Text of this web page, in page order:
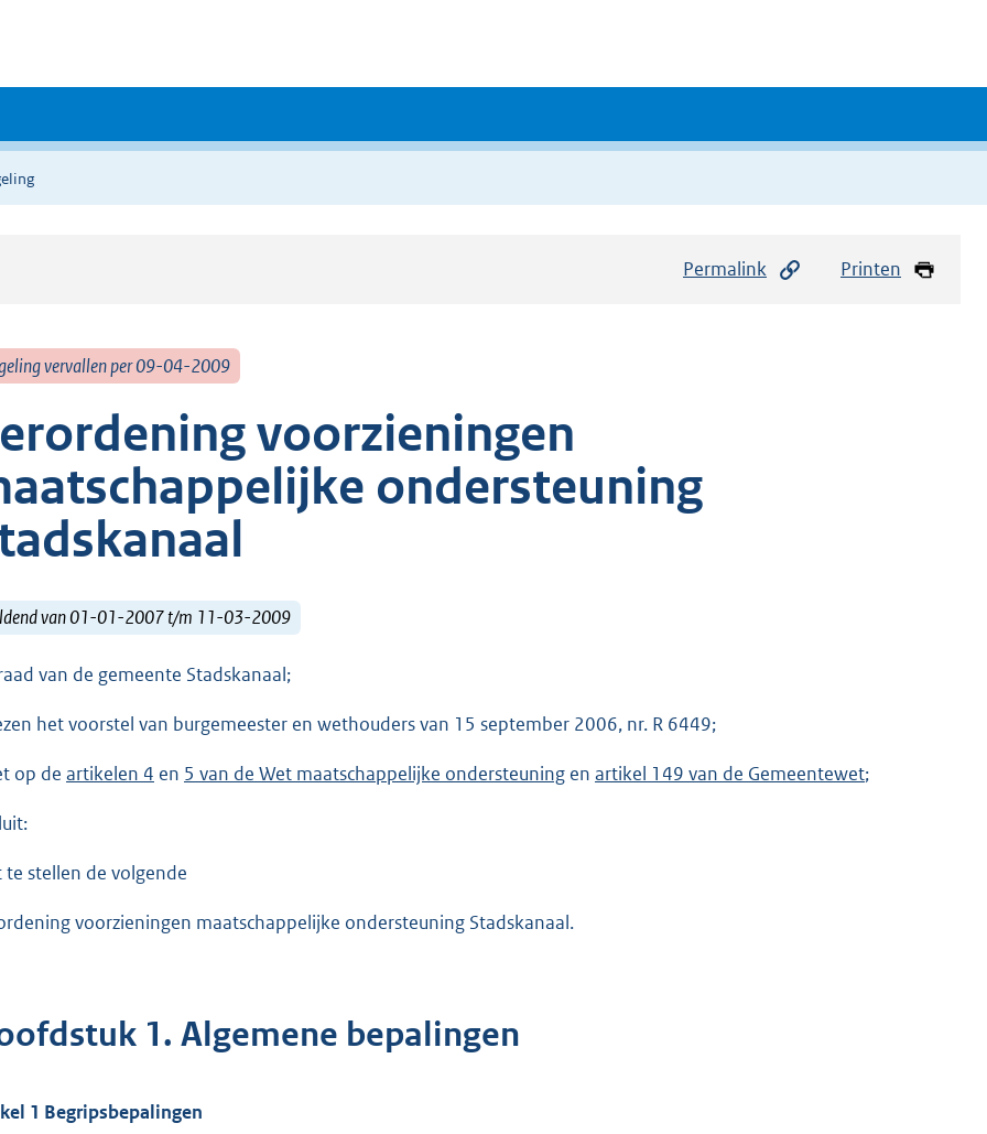
Permalink Printen
vervallen per 09-04-2009
voorzieningen
ondersteuning
van 01-01-2007 t/m 11-03-2009
van de gemeente Stadskanaal;
het voorstel van burgemeester en wethouders van 15 september 2006, nr. R 6449;
op de artikelen 4 en 5 van de Wet maatschappelijke ondersteuning en artikel 149 van de Gemeentewet;
te stellen de volgende
voorzieningen maatschappelijke ondersteuning Stadskanaal.
1. Algemene bepalingen
1 Begripsbepalingen